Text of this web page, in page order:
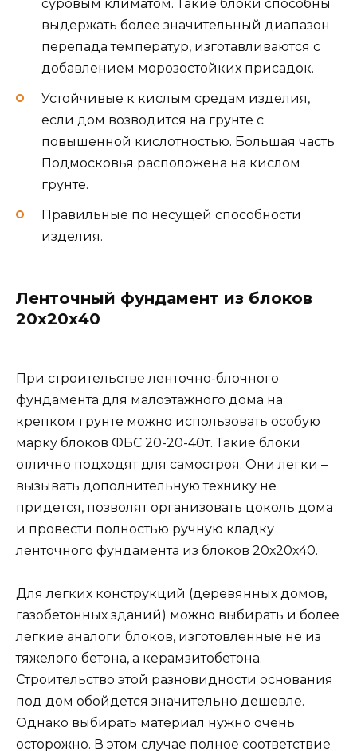
суровым климатом. Такие блоки способны
выдержать более значительный диапазон
перепада температур, изготавливаются с
добавлением морозостойких присадок.
Устойчивые к кислым средам изделия,
если дом возводится на грунте с
повышенной кислотностью. Большая часть
Подмосковья расположена на кислом
грунте.
Правильные по несущей способности
изделия.
Ленточный фундамент из блоков
20х20х40
При строительстве ленточно-блочного
фундамента для малоэтажного дома на
крепком грунте можно использовать особую
марку блоков ФБС 20-20-40т. Такие блоки
отлично подходят для самостроя. Они легки –
вызывать дополнительную технику не
придется, позволят организовать цоколь дома
и провести полностью ручную кладку
ленточного фундамента из блоков 20х20х40.
Для легких конструкций (деревянных домов,
газобетонных зданий) можно выбирать и более
легкие аналоги блоков, изготовленные не из
тяжелого бетона, а керамзитобетона.
Строительство этой разновидности основания
под дом обойдется значительно дешевле.
Однако выбирать материал нужно очень
осторожно. В этом случае полное соответствие